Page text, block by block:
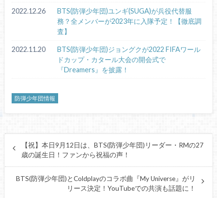
2022.12.26
BTS(防弾少年団)ユンギ(SUGA)が兵役代替服
務？全メンバーが2023年に入隊予定！【徹底調
査】
2022.11.20
BTS(防弾少年団)ジョングクが2022 FIFAワール
ドカップ・カタール大会の開会式で
『Dreamers』を披露！
防弾少年団情報
【祝】本日9月12日は、BTS(防弾少年団)リーダー・RMの27
歳の誕生日！ファンから祝福の声！
BTS(防弾少年団)とColdplayのコラボ曲『My Universe』がリ
リース決定！YouTubeでの共演も話題に！